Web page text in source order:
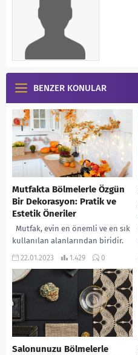
BENZER KONULAR
Mutfakta Bölmelerle Özgün
Bir Dekorasyon: Pratik ve
Estetik Öneriler
Mutfak, evin en önemli ve en sık
kullanılan alanlarından biridir.
Bu nedenle, mutfakta bölmelerle
çok...
22.01.2023 1.429 0
Salonunuzu Bölmelerle